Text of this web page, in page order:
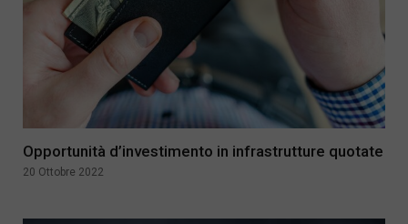
Opportunità d’investimento in infrastrutture quotate
20 Ottobre 2022